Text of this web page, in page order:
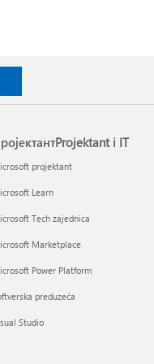
i IT
projektant
Learn
Tech zajednica
Marketplace
Power Platform
preduzeća
Studio